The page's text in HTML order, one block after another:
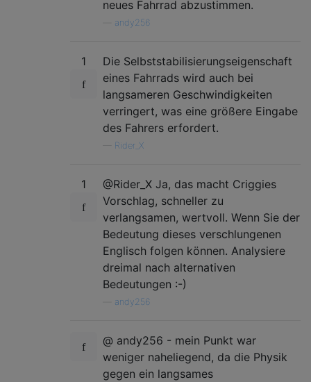
neues Fahrrad abzustimmen.
andy256
1
Die Selbststabilisierungseigenschaft
eines Fahrrads wird auch bei
langsameren Geschwindigkeiten
verringert, was eine größere Eingabe
des Fahrers erfordert.
Rider_X
1
@Rider_X Ja, das macht Criggies
Vorschlag, schneller zu
verlangsamen, wertvoll. Wenn Sie der
Bedeutung dieses verschlungenen
Englisch folgen können. Analysiere
dreimal nach alternativen
Bedeutungen :-)
andy256
@ andy256 - mein Punkt war
weniger naheliegend, da die Physik
gegen ein langsames